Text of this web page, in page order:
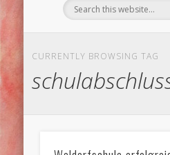
CURRENTLY BROWSING TAG